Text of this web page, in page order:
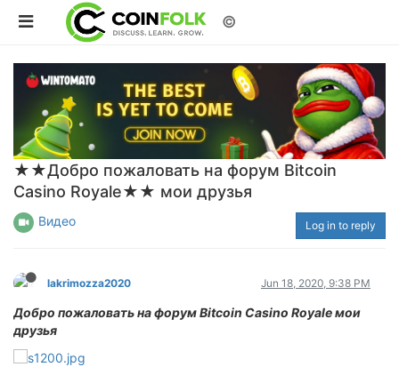
©
★★Добро пожаловать на форум Bitcoin
Casino Royale★★ мои друзья
Видео Log in to reply
lakrimozza2020 Jun 18, 2020, 9:38 PM
Добро пожаловать на форум Bitcoin Casino Royale мои
друзья